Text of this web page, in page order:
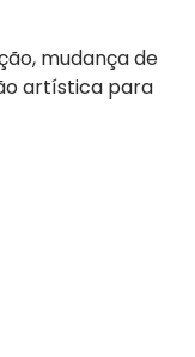
mudança de
artística para